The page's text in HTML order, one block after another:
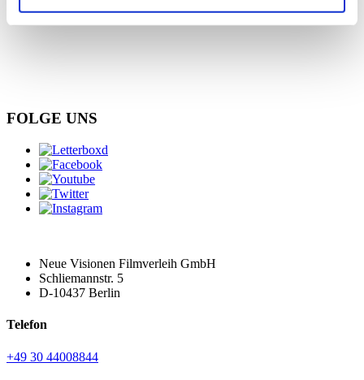
FOLGE UNS
Neue Visionen Filmverleih GmbH
Schliemannstr. 5
D-10437 Berlin
Telefon
+49 30 44008844